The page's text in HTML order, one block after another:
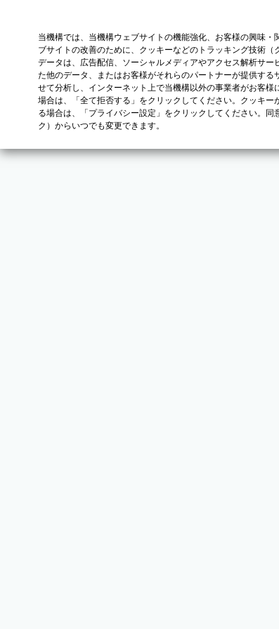
当機構では、当機構ウェブサイトの機能強化、お客様の興味
ブサイトの改善のために、クッキーなどのトラッキング技術
データは、広告配信、ソーシャルメディアやアクセス解析サ
た他のデータ、またはお客様がそれらのパートナーが提供す
せて分析し、インターネット上で当機構以外の事業者がお客
場合は、「全て拒否する」をクリックしてください。クッキ
る場合は、「プライバシー設定」をクリックしてください。同
ク）からいつでも変更できます。